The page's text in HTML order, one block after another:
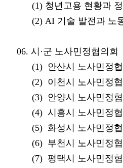
(1) 청년고용 현황과 정
(2) AI 기술 발전과 노
06. 시·군 노사민정협의회
(1) 안산시 노사민정협
(2) 이천시 노사민정협
(3) 안양시 노사민정협
(4) 시흥시 노사민정협
(5) 화성시 노사민정협
(6) 부천시 노사민정협
(7) 평택시 노사민정협